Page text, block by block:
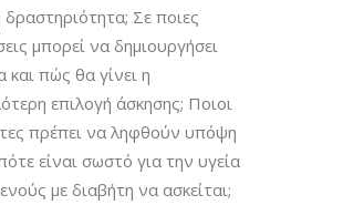
δραστηριότητα; Σε ποιες
μπορεί να δημιουργήσει
και πώς θα γίνει η
επιλογή άσκησης; Ποιοι
πρέπει να ληφθούν υπόψη
είναι σωστό για την υγεία
με διαβήτη να ασκείται;